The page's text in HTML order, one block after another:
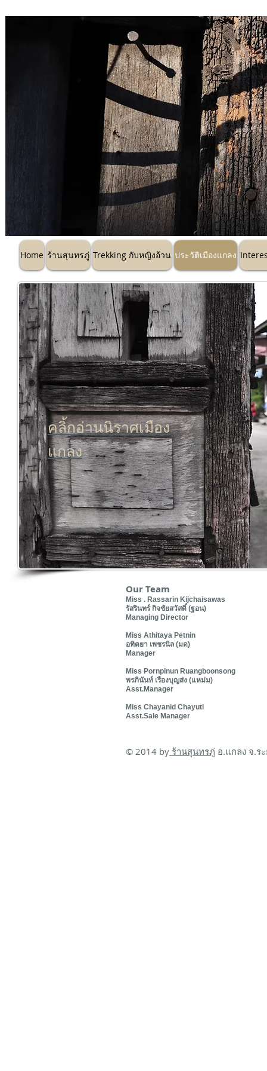
ร้านสุนทรภู่ Trekking กับห
Home ร้านสุนทรภู่ Trekking กับหญิงอ้วน ประวัติเมืองแกลง
คลิ้กอ่านนิราศเมือง
แกลง
Our Team
Miss . Rassarin Kijchaisawas
รัสรินทร์ กิจชัยสวัสดิ์ (ฐอน)
Managing Director
Miss Athitaya Petnin
อทิตยา เพชรนิล (มด)
Manager
Miss Pornpinun Ruangboonsong
พรภินันท์ เรืองบุญส่ง (แหม่ม)
Asst.Manager
Miss Chayanid Chayuti
Asst.Sale Manager
© 2014 by ร้านสุนทรภู่ อ.แกลง จ.ร